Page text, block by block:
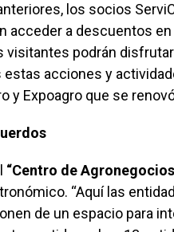
los socios
acceder a descuentos
visitantes podrán
estas acciones y
y Expoagro que se
“Centro de
“Aquí las
de un espacio para